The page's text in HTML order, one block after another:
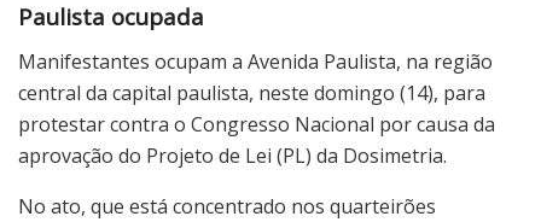
Paulista ocupada
Manifestantes ocupam a Avenida Paulista, na região
central da capital paulista, neste domingo (14), para
protestar contra o Congresso Nacional por causa da
aprovação do Projeto de Lei (PL) da Dosimetria.
No ato, que está concentrado nos quarteirões